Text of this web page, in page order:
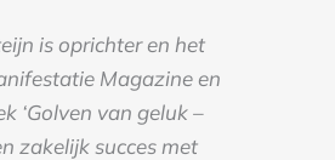
is oprichter en het
Magazine en
‘Golven van geluk –
zakelijk succes met